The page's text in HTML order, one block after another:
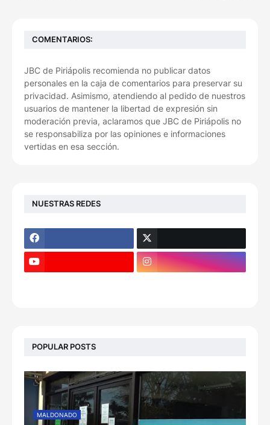
COMENTARIOS:
JBC de Piriápolis recomienda no publicar datos
personales en la caja de comentarios para preservar su
privacidad. Asimismo, atendiendo al pedido de nuestros
usuarios de mantener la libertad de expresión sin
moderación previa, aclaramos que JBC de Piriápolis no
se responsabiliza por las opiniones e informaciones
vertidas en esa sección.
NUESTRAS REDES
POPULAR POSTS
MALDONADO